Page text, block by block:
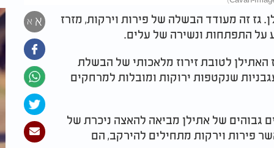
א א
גז זה מעודד הבשלה של פירות וירקות, מזרז
על התפתחות ונשירה של עלים.
האתילן לטובת זירוז מלאכותי של הבשלת
שנקטפות ירוקות ומובלות למרחקים
גבוהים של אתילן מביאה להאצה ניכרת של
פירות וירקות מתחילים להירקב, הם